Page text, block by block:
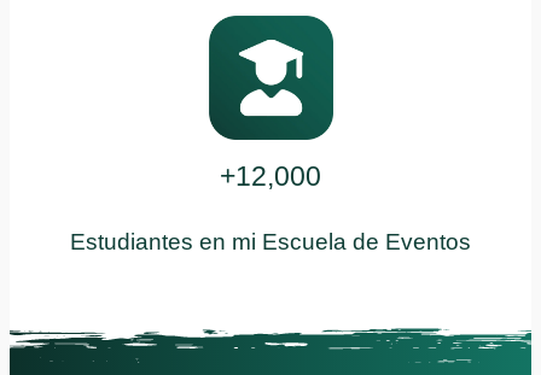
+12,000
Estudiantes en mi Escuela de Eventos